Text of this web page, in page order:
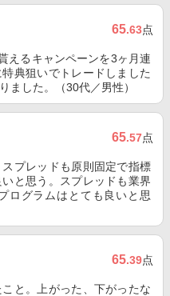
65.63点
えるキャンペーンを3ヶ月連
典狙いでトレードしました
ました。（30代／男性）
65.57点
プレッドも原則固定で指標
と思う。スプレッドも業界
ログラムはとても良いと思
65.39点
と。上がった、下がったな